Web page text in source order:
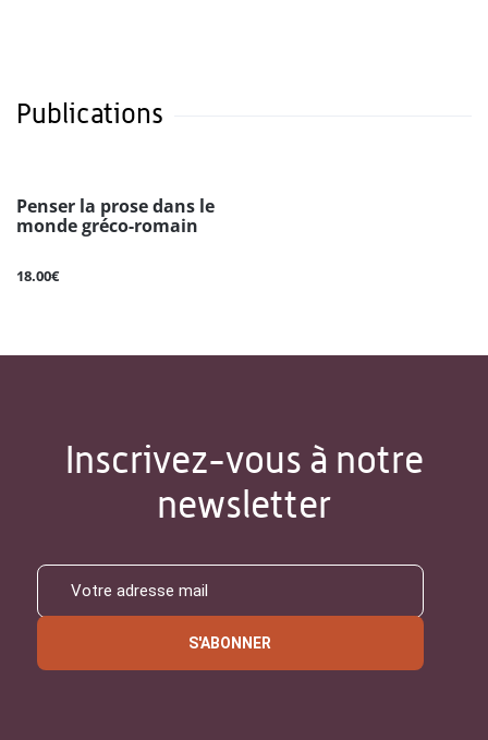
Publications
Penser la prose dans le
monde gréco-romain
18.00€
Inscrivez-vous à notre
newsletter
S'ABONNER